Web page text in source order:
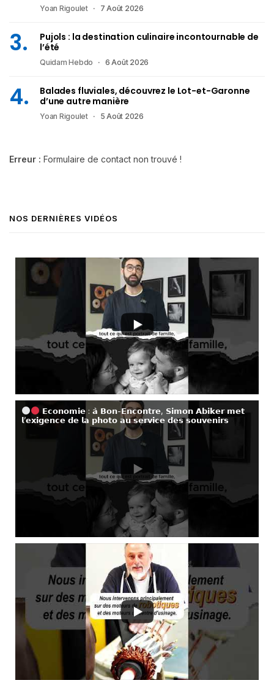
Yoan Rigoulet 7 Août 2026
Pujols : la destination culinaire incontournable de
l’été
Quidam Hebdo 6 Août 2026
Balades fluviales, découvrez le Lot-et-Garonne
d’une autre manière
Yoan Rigoulet 5 Août 2026
Erreur : Formulaire de contact non trouvé !
NOS DERNIÈRES VIDÉOS
𝗘𝗰𝗼𝗻𝗼𝗺𝗶𝗲 : 𝗮̀ 𝗕𝗼𝗻-𝗘𝗻𝗰𝗼𝗻𝘁𝗿𝗲, 𝗦𝗶𝗺𝗼𝗻 𝗔𝗯𝗶𝗸𝗲𝗿 𝗺𝗲𝘁
𝗹’𝗲𝘅𝗶𝗴𝗲𝗻𝗰𝗲 𝗱𝗲 𝗹𝗮 𝗽𝗵𝗼𝘁𝗼 𝗮𝘂 𝘀𝗲𝗿𝘃𝗶𝗰𝗲 𝗱𝗲𝘀 𝘀𝗼𝘂𝘃𝗲𝗻𝗶𝗿𝘀